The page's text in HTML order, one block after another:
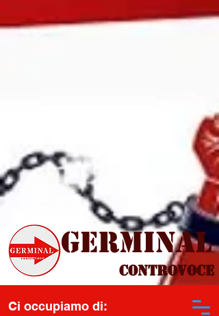
Controvoce
Ci occupiamo di:
Germinal